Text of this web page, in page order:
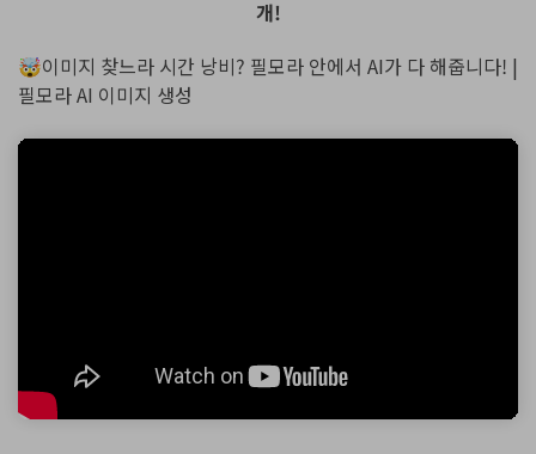
개!
🤯이미지 찾느라 시간 낭비? 필모라 안에서 AI가 다 해줍니다! |
필모라 AI 이미지 생성